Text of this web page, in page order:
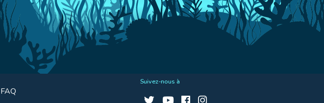
FAQ
Suivez-nous à